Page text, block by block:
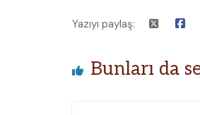
Yazıyı paylaş:
Bunları da